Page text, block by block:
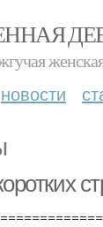
новости